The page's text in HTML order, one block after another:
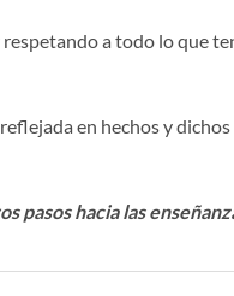
a todo lo que
en hechos y
pasos hacia las